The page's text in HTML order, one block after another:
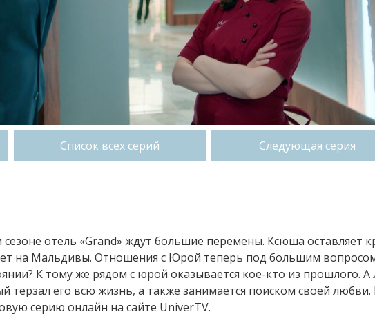
Список всех серий Следующая серия
отель «Grand» ждут большие перемены. Ксюша оставляет
на Мальдивы. Отношения с Юрой теперь под большим
К тому же рядом с юрой оказывается кое-кто из прошлого. А
терзал его всю жизнь, а также занимается поиском своей любви.
серию онлайн на сайте UniverTV.